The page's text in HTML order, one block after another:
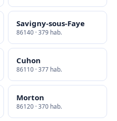
Savigny-sous-Faye
86140 · 379 hab.
Cuhon
86110 · 377 hab.
Morton
86120 · 370 hab.